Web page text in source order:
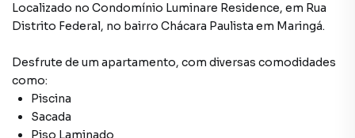
Sala de Academia
Localizado no Condomínio Luminare Residence, em Rua
Distrito Federal, no bairro Chácara Paulista em Maringá.
Desfrute de um apartamento, com diversas comodidades
como:
Piscina
Sacada
Piso Laminado